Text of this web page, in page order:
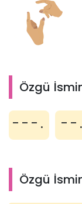
Özgü
---. --
Özgü